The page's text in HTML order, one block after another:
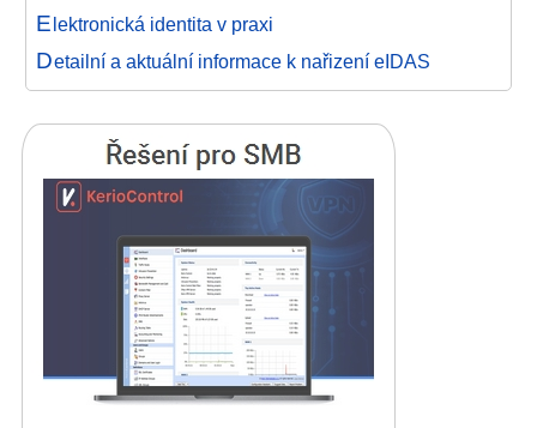
Elektronická identita v praxi
Detailní a aktuální informace k nařizení eIDAS